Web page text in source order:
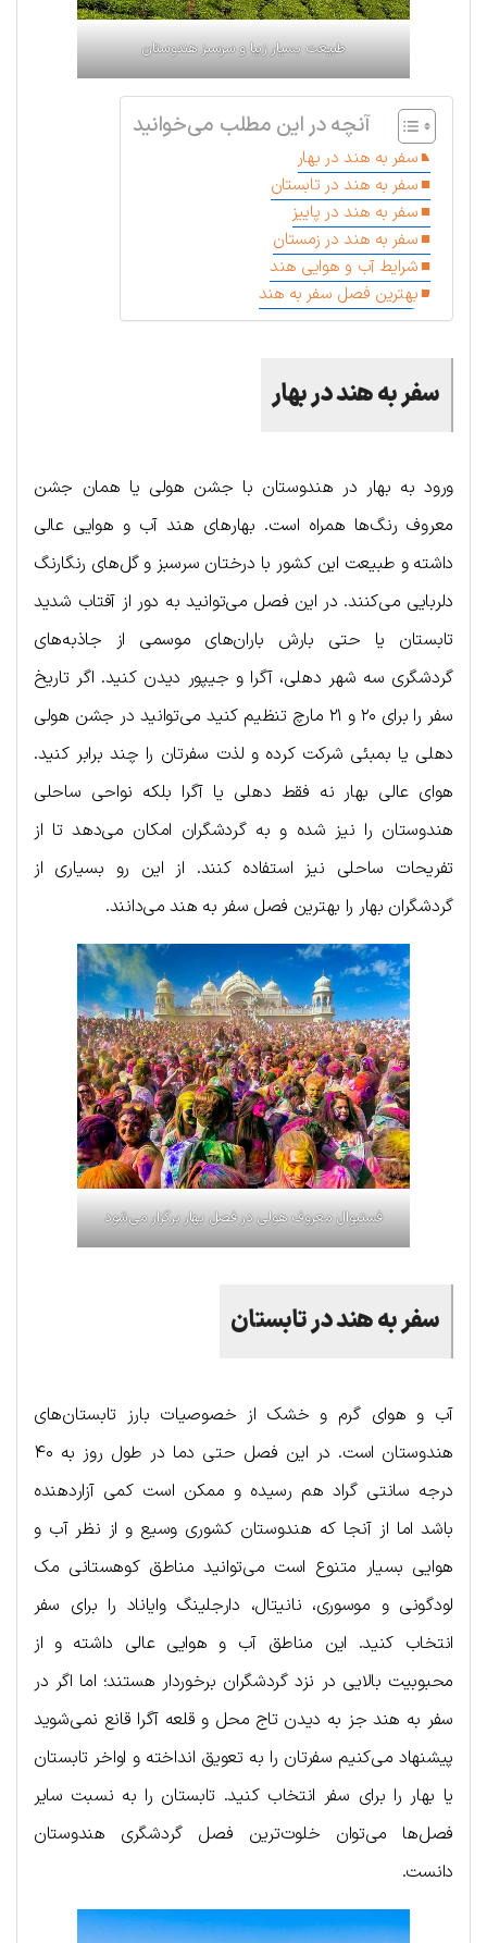
طبیعت بسیار زیبا و سرسبز هندوستان
آنچه در این مطلب می‌خوانید
سفر به هند در بهار
سفر به هند در تابستان
سفر به هند در پاییز
سفر به هند در زمستان
شرایط آب و هوایی هند
بهترین فصل سفر به هند
سفر به هند در بهار
ورود به بهار در هندوستان با جشن هولی یا همان جشن
معروف رنگ‌ها همراه است. بهارهای هند آب و هوایی عالی
داشته و طبیعت این کشور با درختان سرسبز و گل‌های رنگارنگ
دلربایی می‌کنند. در این فصل می‌توانید به دور از آفتاب شدید
تابستان یا حتی بارش باران‌های موسمی از جاذبه‌های
گردشگری سه شهر دهلی، آگرا و جیپور دیدن کنید. اگر تاریخ
سفر را برای ۲۰ و ۲۱ مارچ تنظیم کنید می‌توانید در جشن هولی
دهلی یا بمبئی شرکت کرده و لذت سفرتان را چند برابر کنید.
هوای عالی بهار نه فقط دهلی یا آگرا بلکه نواحی ساحلی
هندوستان را نیز شده و به گردشگران امکان می‌دهد تا از
تفریحات ساحلی نیز استفاده کنند. از این رو بسیاری از
گردشگران بهار را بهترین فصل سفر به هند می‌دانند.
فستیوال معروف هولی در فصل بهار برگزار می‌شود
سفر به هند در تابستان
آب و هوای گرم و خشک از خصوصیات بارز تابستان‌های
هندوستان است. در این فصل حتی دما در طول روز به ۴۰
درجه سانتی گراد هم رسیده و ممکن است کمی آزاردهنده
باشد اما از آنجا که هندوستان کشوری وسیع و از نظر آب و
هوایی بسیار متنوع است می‌توانید مناطق کوهستانی مک
لودگونی و موسوری، نانیتال، دارجلینگ وایاناد را برای سفر
انتخاب کنید. این مناطق آب و هوایی عالی داشته و از
محبوبیت بالایی در نزد گردشگران برخوردار هستند؛ اما اگر در
سفر به هند جز به دیدن تاج محل و قلعه آگرا قانع نمی‌شوید
پیشنهاد می‌کنیم سفرتان را به تعویق انداخته و اواخر تابستان
یا بهار را برای سفر انتخاب کنید. تابستان را به نسبت سایر
فصل‌ها می‌توان خلوت‌ترین فصل گردشگری هندوستان
دانست.